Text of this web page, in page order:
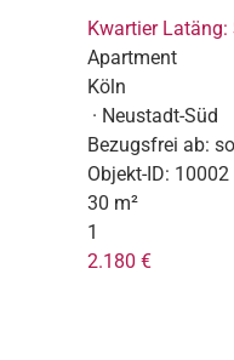
Kwartier
Apartment
Köln
· Neustadt-Süd
Bezugsfrei ab:
Objekt-ID: 10002
30 m²
1
2.180 €